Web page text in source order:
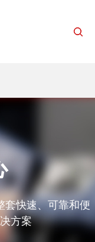
套快速、可靠和便
方案